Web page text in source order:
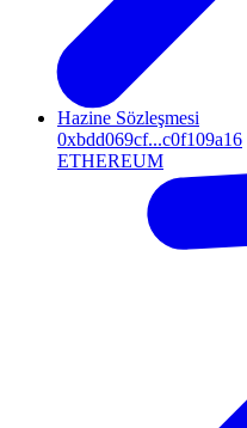
Hazine Sözleşmesi
0xbdd069cf...c0f109a16
ETHEREUM